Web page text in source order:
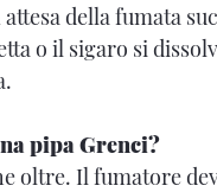
della fumata
o il sigaro si
pipa Grenci?
oltre. Il fumatore